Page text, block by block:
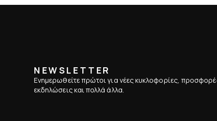
NEWSLETTER
Ενημερωθείτε πρώτοι για νέες κυκλοφορίες,
εκδηλώσεις και πολλά άλλα.